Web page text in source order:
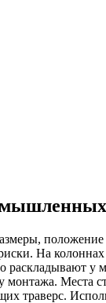
На
монтажа.
траверс.